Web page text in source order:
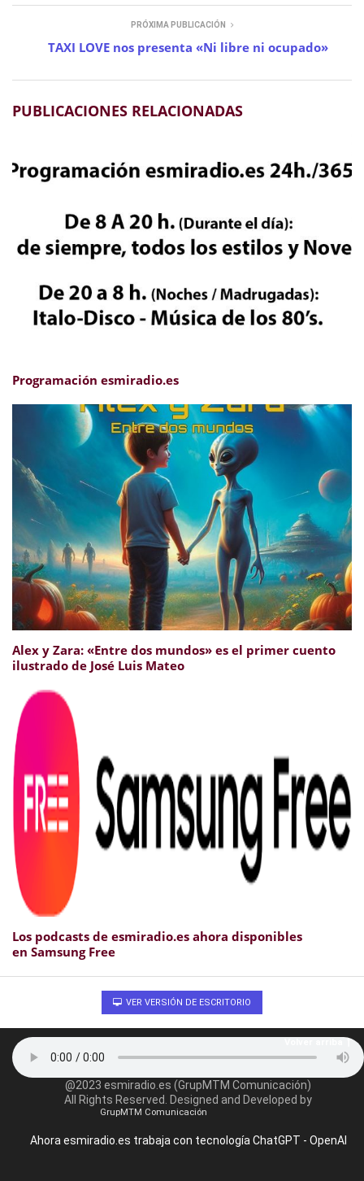
PRÓXIMA PUBLICACIÓN
TAXI LOVE nos presenta «Ni libre ni ocupado»
PUBLICACIONES RELACIONADAS
Programación esmiradio.es
Alex y Zara: «Entre dos mundos» es el primer cuento
ilustrado de José Luis Mateo
Los podcasts de esmiradio.es ahora disponibles
en Samsung Free
VER VERSIÓN DE ESCRITORIO
@2023 esmiradio.es (GrupMTM Comunicación)
All Rights Reserved. Designed and Developed by
GrupMTM Comunicación
Ahora esmiradio.es trabaja con tecnología ChatGPT - OpenAI